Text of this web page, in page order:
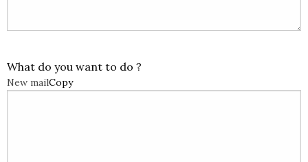
What do you want to do ?
New mailCopy